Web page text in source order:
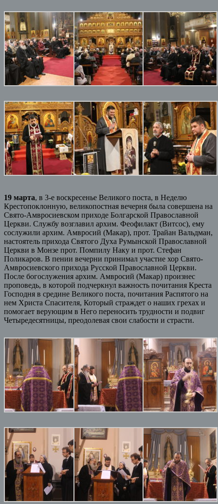
19 марта, в 3-е воскресенье Великого поста, в Неделю
Крестопоклонную, великопостная вечерня была совершена на
Свято-Амвросиевском приходе Болгарской Православной
Церкви. Службу возглавил архим. Феофилакт (Витсос), ему
сослужили архим. Амвросий (Макар), прот. Трайан Вальдман,
настоятель прихода Святого Духа Румынской Православной
Церкви в Монзе прот. Помпилу Наку и прот. Стефан
Поликаров. В пении вечерни принимал участие хор Свято-
Амвросиевского прихода Русской Православной Церкви.
После богослужения архим. Амвросий (Макар) произнес
проповедь, в которой подчеркнул важность почитания Креста
Господня в средине Великого поста, почитания Распятого на
нем Христа Спасителя, Который страждет о наших грехах и
помогает верующим в Него переносить трудности и подвиг
Четыредесятницы, преодолевая свои слабости и страсти.